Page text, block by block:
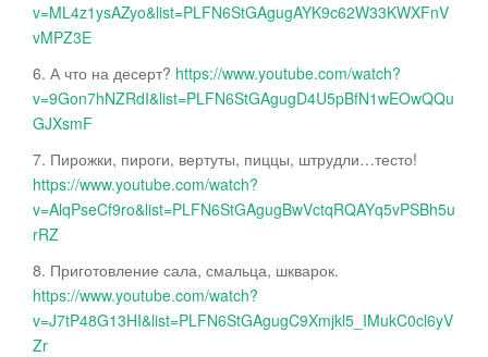
v=ML4z1ysAZyo&list=PLFN6StGAgugAYK9c62W33KWXFnV
vMPZ3E
6. А что на десерт? https://www.youtube.com/watch?
v=9Gon7hNZRdI&list=PLFN6StGAgugD4U5pBfN1wEOwQQu
GJXsmF
7. Пирожки, пироги, вертуты, пиццы, штрудли…тесто!
https://www.youtube.com/watch?
v=AlqPseCf9ro&list=PLFN6StGAgugBwVctqRQAYq5vPSBh5u
rRZ
8. Приготовление сала, смальца, шкварок.
https://www.youtube.com/watch?
v=J7tP48G13HI&list=PLFN6StGAgugC9Xmjkl5_IMukC0cl6yV
Zr